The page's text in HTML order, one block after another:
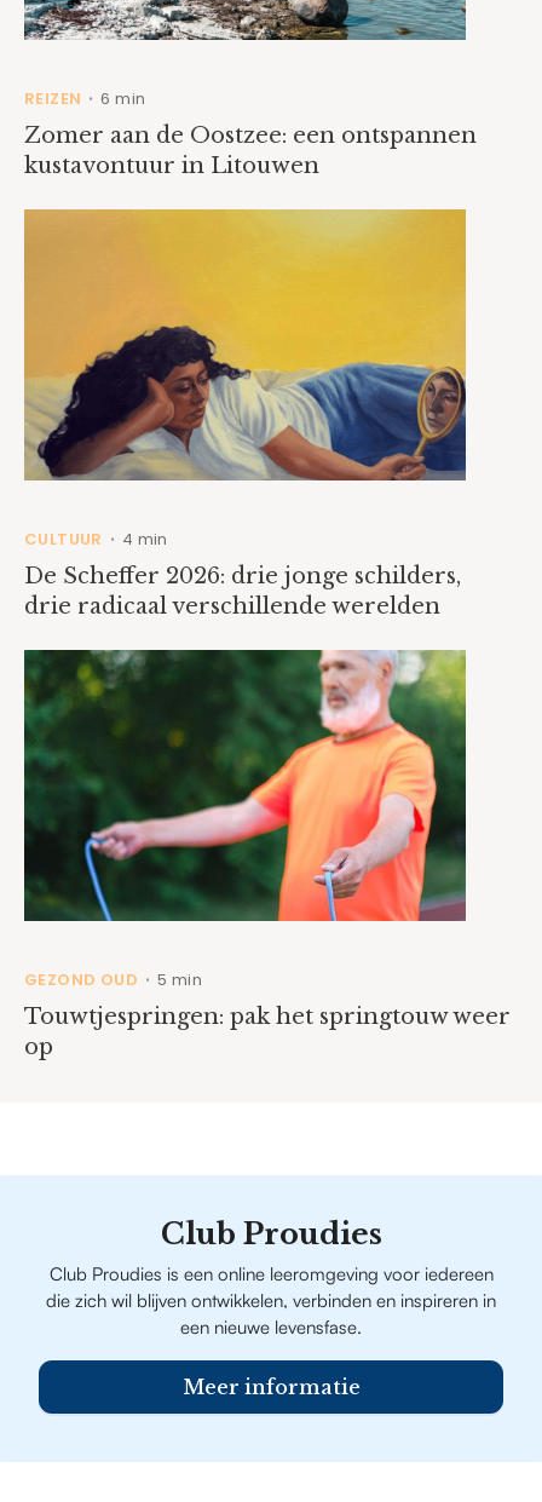
REIZEN •6 min
Zomer aan de Oostzee: een ontspannen
kustavontuur in Litouwen
CULTUUR • 4 min
De Scheffer 2026: drie jonge schilders,
drie radicaal verschillende werelden
GEZOND OUD • 5 min
Touwtjespringen: pak het springtouw weer
op
Club Proudies
Club Proudies is een online leeromgeving voor iedereen
die zich wil blijven ontwikkelen, verbinden en inspireren in
een nieuwe levensfase.
Meer informatie